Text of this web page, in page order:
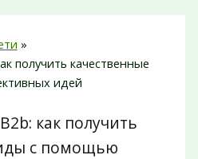
получить качественные
идей
как получить
с помощью